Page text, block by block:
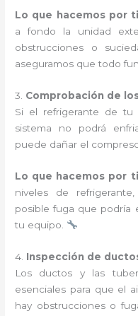
Lo que hacemos por ti
a fondo la unidad
obstrucciones o
aseguramos que todo
3. Comprobación de
Si el refrigerante de tu
sistema no podrá
puede dañar el
Lo que hacemos por ti
niveles de
posible fuga que podría
tu equipo.
4. Inspección de
Los ductos y las
esenciales para que el
hay obstrucciones o